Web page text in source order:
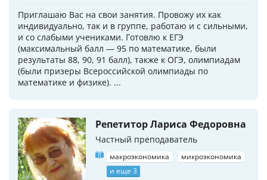
Приглашаю Вас на свои занятия. Провожу их как
индивидуально, так и в группе, работаю и с сильными,
и со слабыми учениками. Готовлю к ЕГЭ
(максимальный балл — 95 по математике, были
результаты 88, 90, 91 балл), также к ОГЭ, олимпиадам
(были призеры Всероссийской олимпиады по
математике и физике). ...
Репетитор Лариса Федоровна
Частный преподаватель
макроэкономика
микроэкономика
и еще 3